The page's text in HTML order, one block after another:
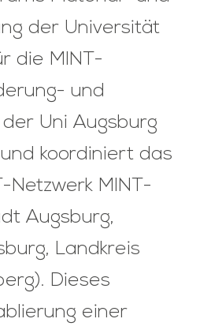
der Universität
die MINT-
und
Uni Augsburg
koordiniert das
Netzwerk MINT-
Augsburg,
Landkreis
Dieses
einer